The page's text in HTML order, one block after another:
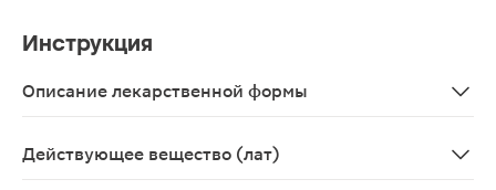
Инструкция
Описание лекарственной формы
Действующее вещество (лат)